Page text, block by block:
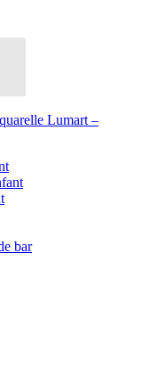
Lumart –
bar